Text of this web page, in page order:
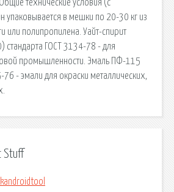
технические условия (с
упаковывается в мешки по 20-30 кг из
или полипропилена. Уайт-спирит
ГОСТ 3134-78 - для
промышленности. Эмаль ПФ-115
76 - эмали для окраски металлических,
Stuff